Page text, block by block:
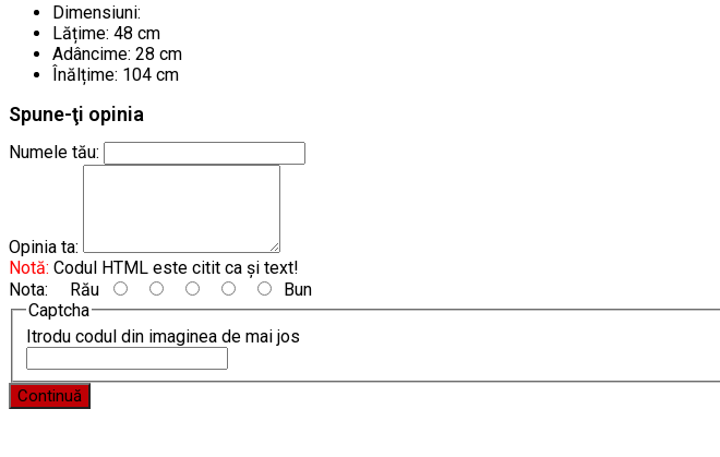
Dimensiuni:
Lățime: 48 cm
Adâncime: 28 cm
Înălțime: 104 cm
Spune-ţi opinia
Numele tău:
Opinia ta:
Notă: Codul HTML este citit ca şi text!
Nota: Rău
Bun
Captcha
Itrodu codul din imaginea de mai jos
Continuă